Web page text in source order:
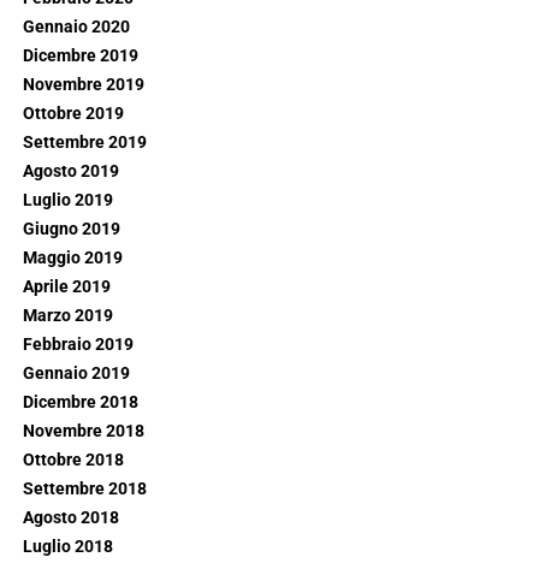
Gennaio 2020
Dicembre 2019
Novembre 2019
Ottobre 2019
Settembre 2019
Agosto 2019
Luglio 2019
Giugno 2019
Maggio 2019
Aprile 2019
Marzo 2019
Febbraio 2019
Gennaio 2019
Dicembre 2018
Novembre 2018
Ottobre 2018
Settembre 2018
Agosto 2018
Luglio 2018